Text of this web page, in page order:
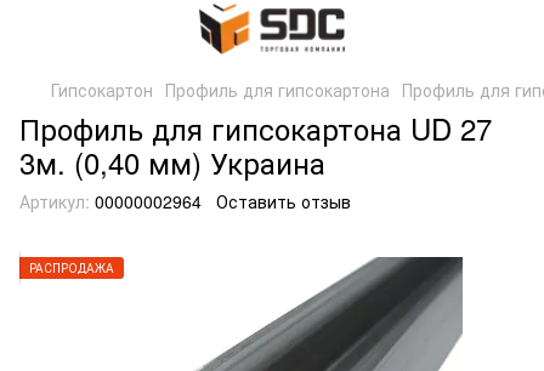
Гипсокартон Профиль для гипсокартона Профиль для
Профиль для гипсокартона UD 27
3м. (0,40 мм) Украина
Артикул: 00000002964 Оставить отзыв
РАСПРОДАЖА